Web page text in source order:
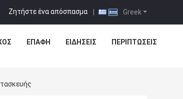
Greek
Ζητήστε ένα απόσπασμα |
ΕΠΑΦΉ ΕΙΔΗΣΕΙΣ ΠΕΡΙΠΤΏΣΕΙΣ